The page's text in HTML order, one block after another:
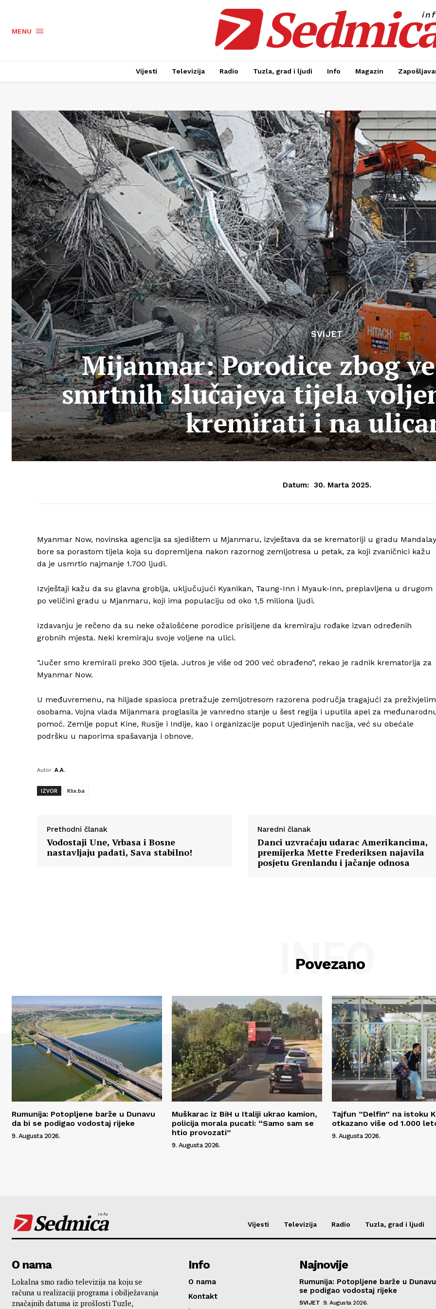
Info
O nama
MENU
Vijesti Televizija Radio Tuzla, grad i ljudi Info Magazin
SVIJET
Mijanmar: Porodice zbog
smrtnih slučajeva tijela
kremirati i na
Datum: 30. Marta 2025.
Myanmar Now, novinska agencija sa sjedištem u Mjanmaru, izvještava da se krematoriji u gradu
bore sa porastom tijela koja su dopremljena nakon razornog zemljotresa u petak, za koji zvaničnici kažu
da je usmrtio najmanje 1.700 ljudi.
Izvještaji kažu da su glavna groblja, uključujući Kyanikan, Taung-Inn i Myauk-Inn, preplavljena u drugom
po veličini gradu u Mjanmaru, koji ima populaciju od oko 1,5 miliona ljudi.
Izdavanju je rečeno da su neke ožalošćene porodice prisiljene da kremiraju rođake izvan određenih
grobnih mjesta. Neki kremiraju svoje voljene na ulici.
“Jučer smo kremirali preko 300 tijela. Jutros je više od 200 već obrađeno”, rekao je radnik krematorija za
Myanmar Now.
U međuvremenu, na hiljade spasioca pretražuje zemljotresom razorena područja tragajući za preživjelim
osobama. Vojna vlada Mijanmara proglasila je vanredno stanje u šest regija i uputila apel za
pomoć. Zemlje poput Kine, Rusije i Indije, kao i organizacije poput Ujedinjenih nacija, već su obećale
podršku u naporima spašavanja i obnove.
Autor: A.A.
IZVOR Klix.ba
Prethodni članak
Vodostaji Une, Vrbasa i Bosne
nastavljaju padati, Sava stabilno!
Naredni članak
Danci uzvraćaju udarac Amerikancima,
premijerka Mette Frederiksen najavila
posjetu Grenlandu i jačanje odnosa
Povezano
INFO
Rumunija: Potopljene barže u Dunavu
da bi se podigao vodostaj rijeke
9. Augusta 2026.
Muškarac iz BiH u Italiji ukrao kamion,
policija morala pucati: “Samo sam se
htio provozati”
9. Augusta 2026.
Tajfun ”Delfin” na istoku
otkazano više od 1.000
9. Augusta 2026.
Sedmica
info
Vijesti Televizija Radio Tuzla, grad i ljudi
O nama
Lokalna smo radio televizija na koju se
računa u realizaciji programa i obilježavanja
značajnih datuma iz prošlosti Tuzle,
Info
O nama
Kontakt
Najnovije
Rumunija: Potopljene barže u
se podigao vodostaj rijeke
SVIJET 9. Augusta 2026.